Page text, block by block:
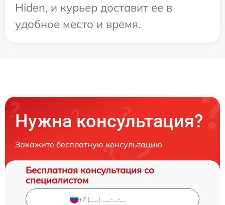
Hiden, и курьер доставит ее в
удобное место и время.
Нужна консультация?
Закажите бесплатную консультацию
Бесплатная консультация со
специалистом